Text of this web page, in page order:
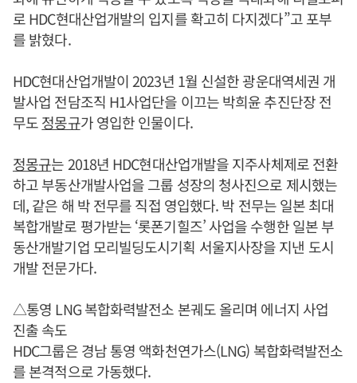
로 HDC현대산업개발의 입지를 확고히 다지겠다”고 포부
를 밝혔다.
HDC현대산업개발이 2023년 1월 신설한 광운대역세권 개
발사업 전담조직 H1사업단을 이끄는 박희윤 추진단장 전
무도정몽규가 영입한 인물이다.
정몽규는 2018년 HDC현대산업개발을 지주사체제로 전환
하고 부동산개발사업을 그룹 성장의 청사진으로 제시했는
데, 같은 해 박 전무를 직접 영입했다. 박 전무는 일본 최대
복합개발로 평가받는 ‘롯폰기힐즈’ 사업을 수행한 일본 부
동산개발기업 모리빌딩도시기획 서울지사장을 지낸 도시
개발 전문가다.
△통영 LNG 복합화력발전소 본궤도 올리며 에너지 사업
진출 속도
HDC그룹은 경남 통영 액화천연가스(LNG) 복합화력발전소
를 본격적으로 가동했다.